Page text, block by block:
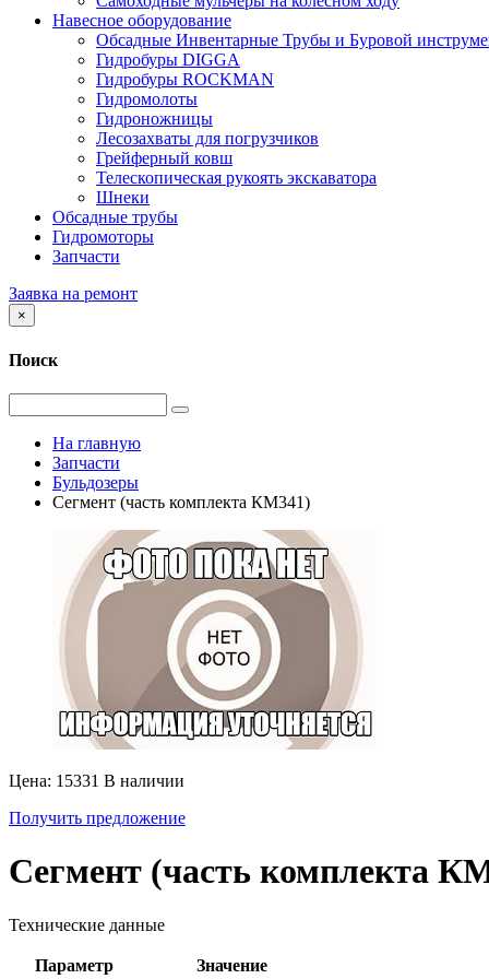
Навесное оборудование
Обсадные Инвентарные Трубы и Буровой
Гидробуры DIGGA
Гидробуры ROCKMAN
Гидромолоты
Гидроножницы
Лесозахваты для погрузчиков
Грейферный ковш
Телескопическая рукоять экскаватора
Шнеки
Обсадные трубы
Гидромоторы
Запчасти
Заявка на ремонт
×
Поиск
На главную
Запчасти
Бульдозеры
Сегмент (часть комплекта КМ341)
Цена: 15331 В наличии
Получить предложение
Сегмент (часть комплекта
Технические данные
Параметр Значение